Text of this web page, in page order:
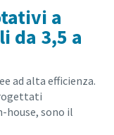
a
da 3,5 a
ad alta efficienza.
sono il